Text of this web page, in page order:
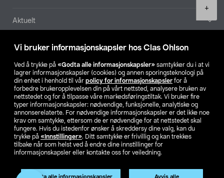
Vi bruker informasjonskapsler hos Clas Ohlson
Ved å trykke på «Godta alle informasjonskapsler» samtykker du i at vi
lagrer informasjonskapsler (cookies) og annen sporingsteknologi på
din enhet i henhold til vår policy for informasjonskapsler for å
forbedre brukeropplevelsen din på vårt nettsted, analysere bruken av
nettstedet og for å tilpasse våre markedsføringstiltak. Vi bruker fire
typer informasjonskapsler: nødvendige, funksjonelle, analytiske og
annonserelaterte. For nødvendige informasjonskapsler er det ikke noe
krav om samtykke, ettersom de er nødvendige for at nettstedet skal
fungere. Hvis du istedenfor ønsker å skreddersy dine valg, kan du
trykke på «Innstillinger». Ditt samtykke er frivillig og kan trekkes
tilbake når som helst ved å endre dine innstillinger for
informasjonskapsler eller kontakte oss for veiledning.
Godta alle informasjonskapsler Avvis alle
+
Aktuelt
Våre selskaper
Finn din butikk
SE NO FI
Endre til priser ekskl. moms